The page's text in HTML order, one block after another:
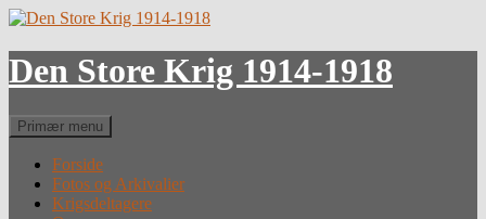
Hop
indhold
Den Store Krig 1914-1918
Søg
Primær menu
Forside
Fotos og Arkivalier
Krigsdeltagere